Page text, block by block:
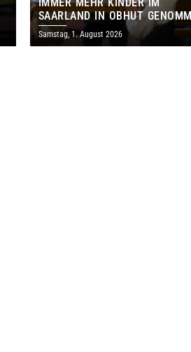
SAARLAND IN OBHUT
– CDU WILL FAMILIEN FRÜHER
ERREICHEN
Samstag, 1. August 2026